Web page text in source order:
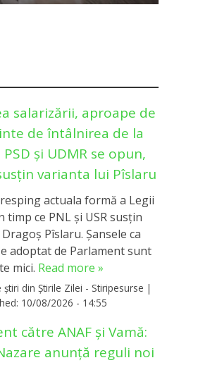
salarizării, aproape de
de întâlnirea de la
și UDMR se opun,
varianta lui Pîslaru
actuala formă a Legii
timp ce PNL și USR susțin
Pîslaru. Șansele ca
adoptat de Parlament sunt
mici. Read more »
știri din Știrile Zilei - Stiripesurse |
10/08/2026 - 14:55
către ANAF și Vamă:
anunță reguli noi